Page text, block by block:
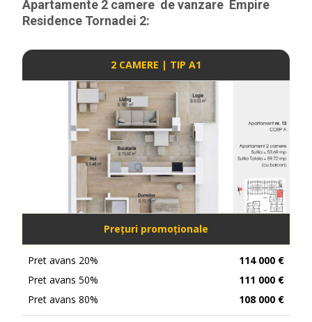
Apartamente 2 camere de vanzare Empire
Residence Tornadei 2:
2 CAMERE | TIP A1
Prețuri promoționale
Pret avans 20%
Pret avans 50%
Pret avans 80%
114 000 €
111 000 €
108 000 €